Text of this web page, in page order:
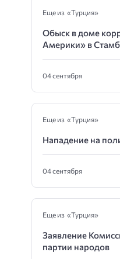
Еще из «Турция»
Обыск в доме
Америки» в
04 сентября
Еще из «Турция»
Нападение на
04 сентября
Еще из «Турция»
Заявление
партии народов